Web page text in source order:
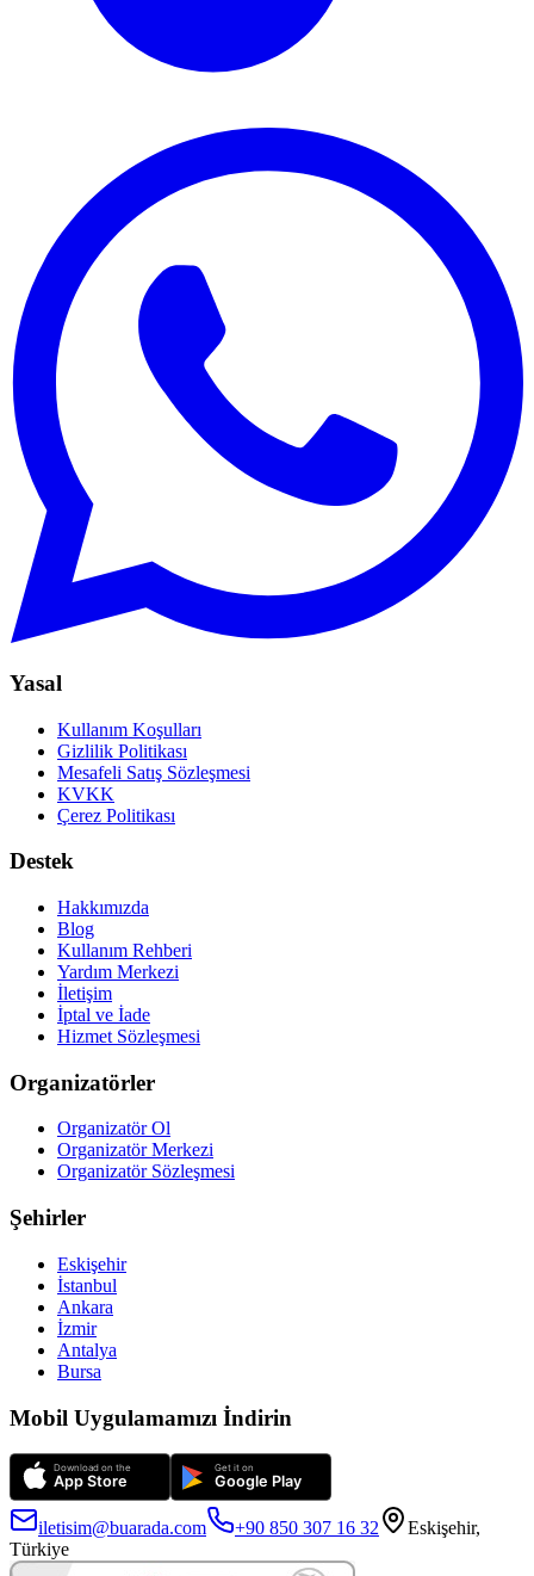
Yasal
Kullanım Koşulları
Gizlilik Politikası
Mesafeli Satış Sözleşmesi
KVKK
Çerez Politikası
Destek
Hakkımızda
Blog
Kullanım Rehberi
Yardım Merkezi
İletişim
İptal ve İade
Hizmet Sözleşmesi
Organizatörler
Organizatör Ol
Organizatör Merkezi
Organizatör Sözleşmesi
Şehirler
Eskişehir
İstanbul
Ankara
İzmir
Antalya
Bursa
Mobil Uygulamamızı İndirin
iletisim@buarada.com +90 850 307 16 32
Eskişehir,
Türkiye